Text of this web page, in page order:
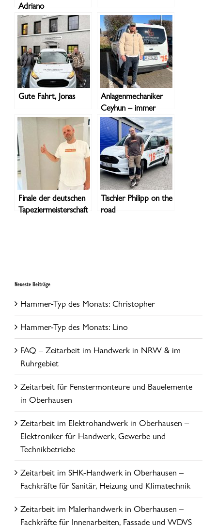
Adriano
Gute Fahrt, Jonas
Anlagenmechaniker
Ceyhun – immer
mobil
Finale der deutschen
Tapeziermeisterschaft
Tischler Philipp on the
road
Neueste Beiträge
Hammer-Typ des Monats: Christopher
Hammer-Typ des Monats: Lino
FAQ – Zeitarbeit im Handwerk in NRW & im
Ruhrgebiet
Zeitarbeit für Fenstermonteure und Bauelemente
in Oberhausen
Zeitarbeit im Elektrohandwerk in Oberhausen –
Elektroniker für Handwerk, Gewerbe und
Technikbetriebe
Zeitarbeit im SHK-Handwerk in Oberhausen –
Fachkräfte für Sanitär, Heizung und Klimatechnik
Zeitarbeit im Malerhandwerk in Oberhausen –
Fachkräfte für Innenarbeiten, Fassade und WDVS